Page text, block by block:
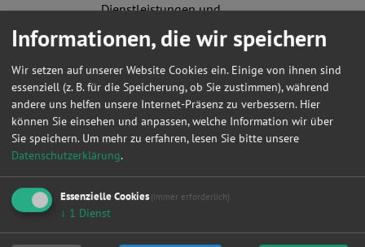
Dienstleistungen und
Produkte per E-Mail
zusendet. Meine
Einwilligung kann ich
jederzeit gegenüber der
FMEAplus Akademie GmbH
widerrufen.
Bitte geben
Sie hier das
Wort ein,
das im Bild
angezeigt
Informationen, die wir speichern
Wir setzen auf unserer Website Cookies ein. Einige von ihnen sind
essenziell (z. B. für die Speicherung, ob Sie zustimmen), während
andere uns helfen unsere Internet-Präsenz zu verbessern. Hier
können Sie einsehen und anpassen, welche Information wir über
Sie speichern. Um mehr zu erfahren, lesen Sie bitte unsere
Datenschutzerklärung.
Essenzielle Cookies (immer erforderlich)
↓ 1 Dienst